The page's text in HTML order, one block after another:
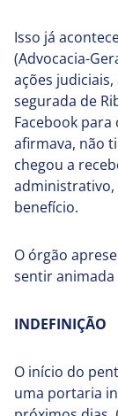
Isso já
(Advocacia-
ações
segurada de
Facebook
afirmava, não
chegou a
administrativo,
benefício.
O órgão
sentir animada
INDEFINIÇÃO
O início do
uma portaria